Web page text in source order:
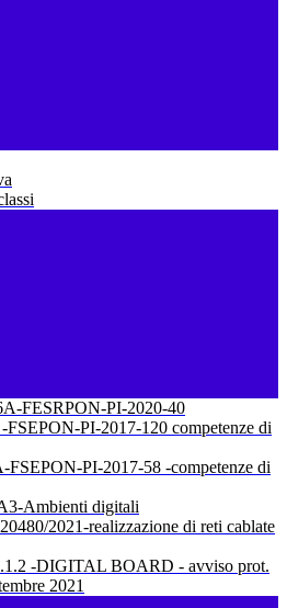
FESRPON-PI-2020-40
FSEPON-PI-2017-120 competenze di
FSEPON-PI-2017-58 -competenze di
Ambienti digitali
2021-realizzazione di reti cablate
-DIGITAL BOARD - avviso prot.
2021